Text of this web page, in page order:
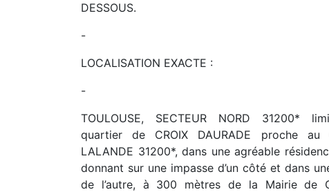
DESSOUS.
-
LOCALISATION EXACTE :
-
TOULOUSE, SECTEUR NORD 31200*
quartier de CROIX DAURADE proche au
LALANDE 31200*, dans une agréable
donnant sur une impasse d’un côté et dans
de l’autre, à 300 mètres de la Mairie de